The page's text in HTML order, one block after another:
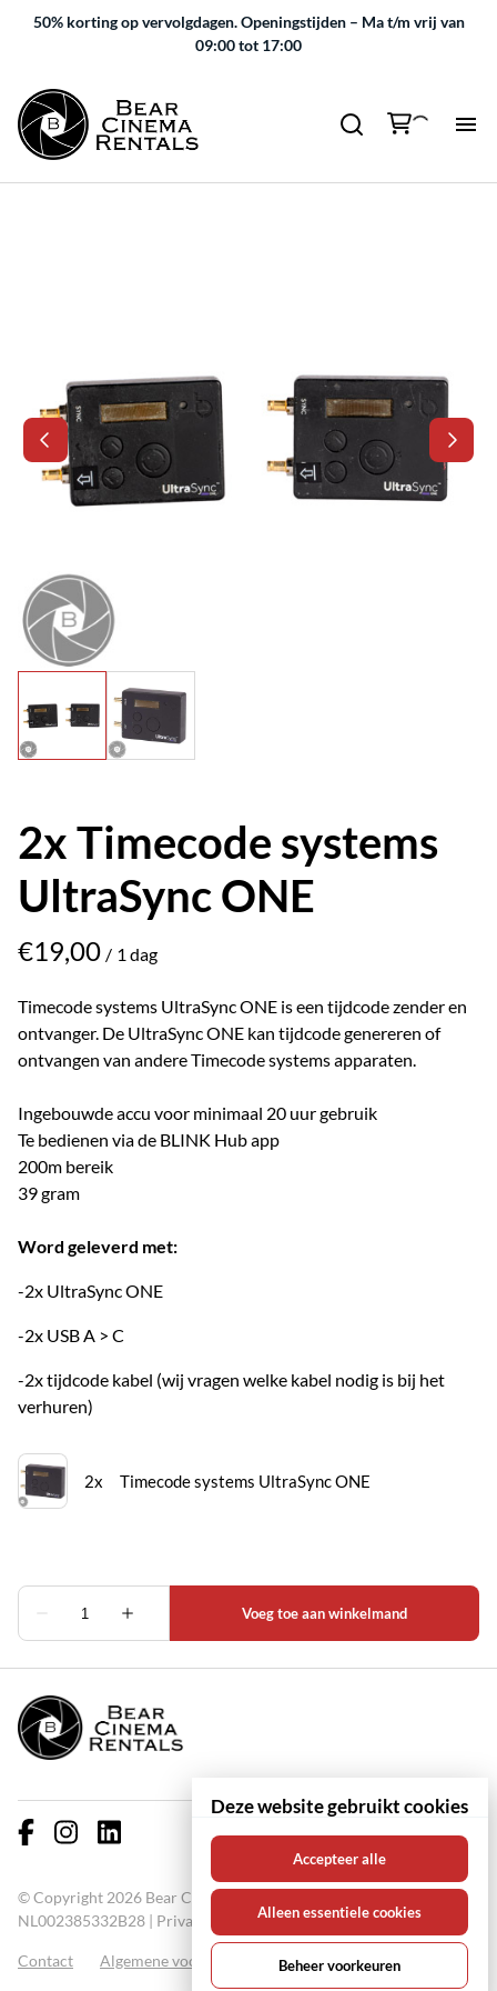
50% korting op vervolgdagen. Openingstijden – Ma t/m vrij van
09:00 tot 17:00
2x Timecode systems
UltraSync ONE
/
Timecode systems UltraSync ONE is een tijdcode zender en
ontvanger. De UltraSync ONE kan tijdcode genereren of
ontvangen van andere Timecode systems apparaten.
Ingebouwde accu voor minimaal 20 uur gebruik
Te bedienen via de BLINK Hub app
200m bereik
39 gram
Word geleverd met:
-2x UltraSync ONE
-2x USB A > C
-2x tijdcode kabel (wij vragen welke kabel nodig is bij het
verhuren)
© Copyright 2026 Bear Cinema Rentals KVK: 67000711 BTW:
NL002385332B28 | Privacy policy
Contact Algemene voorwaarden FAQ
Deze website gebruikt cookies
Accepteer alle
Alleen essentiele cookies
Beheer voorkeuren